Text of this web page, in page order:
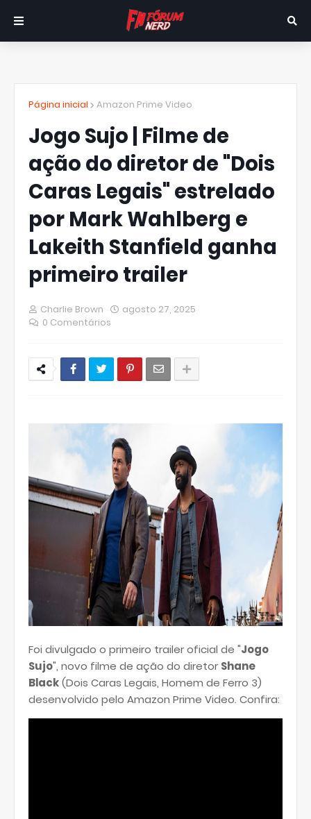
Página inicial Amazon Prime Video
Jogo Sujo | Filme de
ação do diretor de "Dois
Caras Legais" estrelado
por Mark Wahlberg e
Lakeith Stanfield ganha
primeiro trailer
Charlie Brown
agosto 27, 2025
0 Comentários
Foi divulgado o primeiro trailer oficial de "Jogo
Sujo", novo filme de ação do diretor Shane
Black(Dois Caras Legais, Homem de Ferro 3)
desenvolvido pelo Amazon Prime Video. Confira: